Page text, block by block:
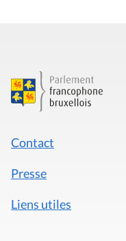
Contact
Presse
Liens utiles